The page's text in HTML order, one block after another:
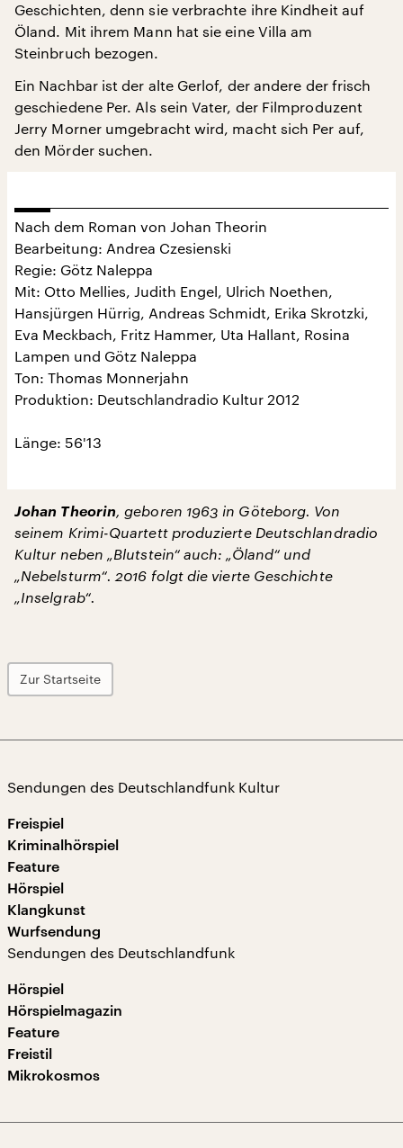
Geschichten, denn sie verbrachte ihre Kindheit auf
Öland. Mit ihrem Mann hat sie eine Villa am
Steinbruch bezogen.
Ein Nachbar ist der alte Gerlof, der andere der frisch
geschiedene Per. Als sein Vater, der Filmproduzent
Jerry Morner umgebracht wird, macht sich Per auf,
den Mörder suchen.
Nach dem Roman von Johan Theorin
Bearbeitung: Andrea Czesienski
Regie: Götz Naleppa
Mit: Otto Mellies, Judith Engel, Ulrich Noethen,
Hansjürgen Hürrig, Andreas Schmidt, Erika Skrotzki,
Eva Meckbach, Fritz Hammer, Uta Hallant, Rosina
Lampen und Götz Naleppa
Ton: Thomas Monnerjahn
Produktion: Deutschlandradio Kultur 2012
Länge: 56'13
Johan Theorin, geboren 1963 in Göteborg. Von
seinem Krimi-Quartett produzierte Deutschlandradio
Kultur neben „Blutstein“ auch: „Öland“ und
„Nebelsturm“. 2016 folgt die vierte Geschichte
„Inselgrab“.
Zur Startseite
Sendungen des Deutschlandfunk Kultur
Freispiel
Kriminalhörspiel
Feature
Hörspiel
Klangkunst
Wurfsendung
Sendungen des Deutschlandfunk
Hörspiel
Hörspielmagazin
Feature
Freistil
Mikrokosmos